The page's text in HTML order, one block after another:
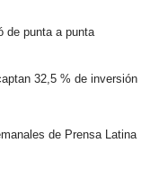
de punta a punta
32,5 % de inversión
de Prensa Latina